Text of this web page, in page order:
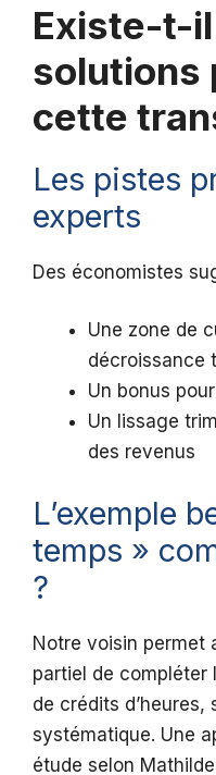
Existe-t-
solutions
cette
Les pistes
experts
Des économistes
Une zone de
décroissance
Un bonus
Un lissage
des revenus
L’exemple
temps »
?
Notre voisin permet
partiel de compléter
de crédits d’heures,
systématique. Une
étude selon